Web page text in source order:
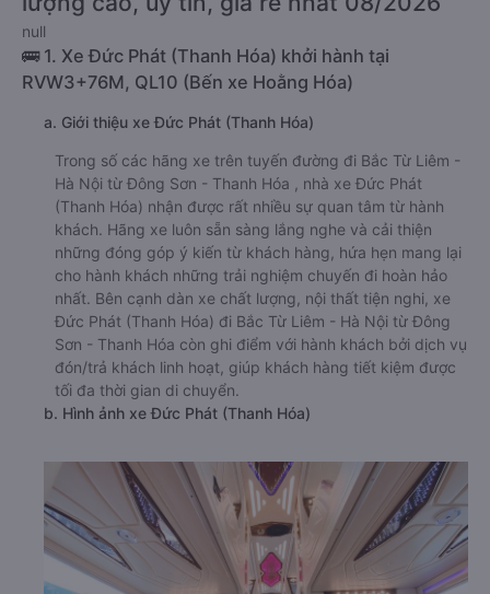
null
🚌 1. Xe Đức Phát (Thanh Hóa) khởi hành tại
RVW3+76M, QL10 (Bến xe Hoằng Hóa)
a. Giới thiệu xe Đức Phát (Thanh Hóa)
Trong số các hãng xe trên tuyến đường đi Bắc Từ Liêm -
Hà Nội từ Đông Sơn - Thanh Hóa , nhà xe Đức Phát
(Thanh Hóa) nhận được rất nhiều sự quan tâm từ hành
khách. Hãng xe luôn sẵn sàng lắng nghe và cải thiện
những đóng góp ý kiến từ khách hàng, hứa hẹn mang lại
cho hành khách những trải nghiệm chuyến đi hoàn hảo
nhất. Bên cạnh dàn xe chất lượng, nội thất tiện nghi, xe
Đức Phát (Thanh Hóa) đi Bắc Từ Liêm - Hà Nội từ Đông
Sơn - Thanh Hóa còn ghi điểm với hành khách bởi dịch vụ
đón/trả khách linh hoạt, giúp khách hàng tiết kiệm được
tối đa thời gian di chuyển.
b. Hình ảnh xe Đức Phát (Thanh Hóa)